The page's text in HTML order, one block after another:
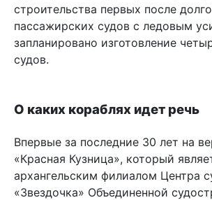
строительства первых после
пассажирских судов с ледовым
запланировано изготовление
судов.
О каких кораблях идет речь
Впервые за последние 30 лет на
«Красная Кузница», который
архангельским филиалом Центра
«Звездочка» Объединенной